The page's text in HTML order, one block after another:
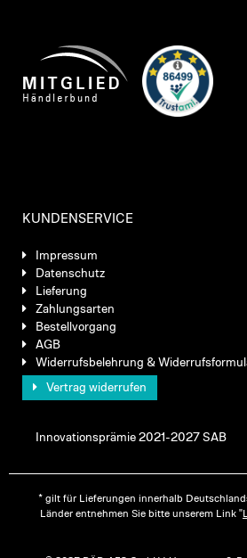
KUNDENSERVICE
Impressum
Datenschutz
Lieferung
Zahlungsarten
Bestellvorgang
AGB
Widerrufsbelehrung &
Vertrag widerrufen
Innovationsprämie 2021-2027 SAB
* gilt für Lieferungen innerhalb
Länder entnehmen Sie bitte unserem Link "